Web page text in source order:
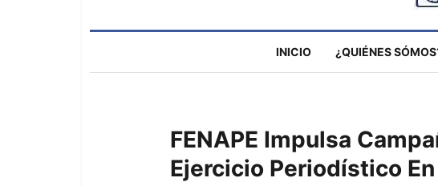
INICIO ¿QUIÉNES
FENAPE Impulsa
Ejercicio Periodístico En